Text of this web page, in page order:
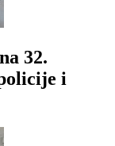
32.
i